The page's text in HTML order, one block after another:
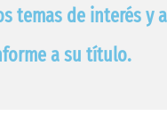
temas de interés y
a su título.